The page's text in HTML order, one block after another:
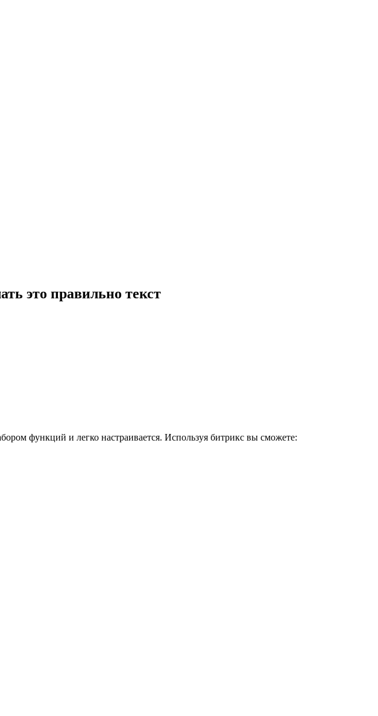
это правильно текст
функций и легко настраивается. Используя битрикс вы сможете: